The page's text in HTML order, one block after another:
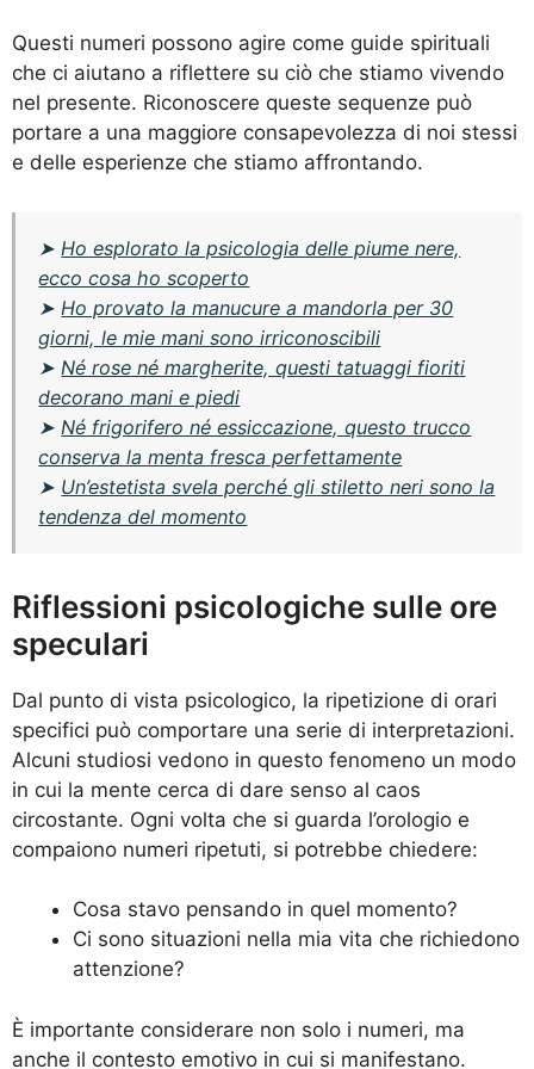
Questi numeri possono agire come guide spirituali
che ci aiutano a riflettere su ciò che stiamo vivendo
nel presente. Riconoscere queste sequenze può
portare a una maggiore consapevolezza di noi stessi
e delle esperienze che stiamo affrontando.
➤Ho esplorato la psicologia delle piume nere,
ecco cosa ho scoperto
➤Ho provato la manucure a mandorla per 30
giorni, le mie mani sono irriconoscibili
➤Né rose né margherite, questi tatuaggi fioriti
decorano mani e piedi
➤Né frigorifero né essiccazione, questo trucco
conserva la menta fresca perfettamente
➤ Un’estetista svela perché gli stiletto neri sono la
tendenza del momento
Riflessioni psicologiche sulle ore
speculari
Dal punto di vista psicologico, la ripetizione di orari
specifici può comportare una serie di interpretazioni.
Alcuni studiosi vedono in questo fenomeno un modo
in cui la mente cerca di dare senso al caos
circostante. Ogni volta che si guarda l’orologio e
compaiono numeri ripetuti, si potrebbe chiedere:
Cosa stavo pensando in quel momento?
Ci sono situazioni nella mia vita che richiedono
attenzione?
È importante considerare non solo i numeri, ma
anche il contesto emotivo in cui si manifestano.